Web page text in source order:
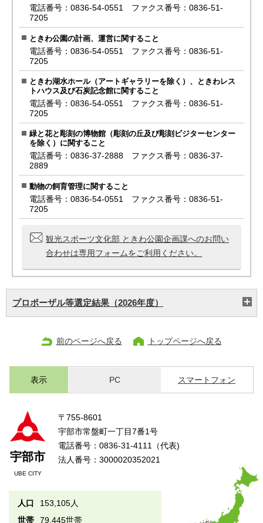
電話番号：0836-54-0551 ファクス番号：0836-51-
7205
ときわ公園の計画、運営に関すること
電話番号：0836-54-0551 ファクス番号：0836-51-
7205
ときわ湖水ホール（アートギャラリーを除く）、ときわレス
トハウス及び石炭記念館に関すること
電話番号：0836-54-0551 ファクス番号：0836-51-
7205
緑と花と彫刻の博物館（彫刻の丘及び彫刻ビジターセンター
を除く）に関すること
電話番号：0836-37-2888 ファクス番号：0836-37-
2889
動物の飼育管理に関すること
電話番号：0836-54-0551 ファクス番号：0836-51-
7205
観光スポーツ文化部 ときわ公園企画課へのお問い
合わせは専用フォームをご利用ください。
プロポーザル等選定結果（2026年度）
前のページへ戻る トップページへ戻る
表示 PC スマートフォン
宇部市
UBE CITY
〒755-8601
宇部市常盤町一丁目7番1号
電話番号：0836-31-4111（代表)
法人番号：3000020352021
人口
153,105人
世帯
79,445世帯